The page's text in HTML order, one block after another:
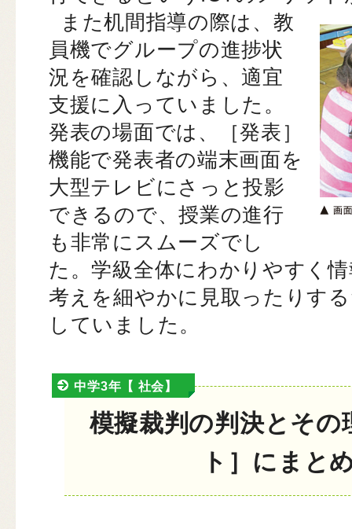
また机間指導の際は、教
員機でグループの進捗状
況を確認しながら、適宜
支援に入っていました。
発表の場面では、［発表］
機能で発表者の端末画面を
大型テレビにさっと投影
できるので、授業の進行
も非常にスムーズでし
た。学級全体にわかりやすく
考えを細やかに見取ったりす
していました。
中学3年【 社会】
模擬裁判の判決とその
ト］にまと